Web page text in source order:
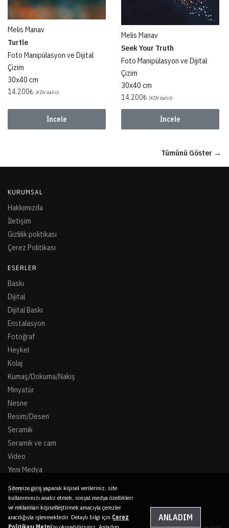
Melis Manav
Turtle
Foto Manipülasyon ve Dijital
Çizim
30x40 cm
14.200₺ (KDV dahil)
İncele
Melis Manav
Seek Your Truth
Foto Manipülasyon ve Dijital
Çizim
30x40 cm
14.200₺ (KDV dahil)
İncele
Tümünü Göster →
KURUMSAL
Hakkımızda
İletişim
Gizlilik politikası
Çerez Politikası
ESERLER
Baskı
Dijital
Dijital Baskı
Enstalasyon
Fotoğraf
Heykel
Kolaj
Kumaş/Dokuma/Nakış
Minyatür
Nesne
Resim/Desen
Seramik
Seramik ve cam
Video
Yeni Medya
BIZE ULAŞIN
info@artoloji.com.tr
Sitemize giriş yaparak kişisel verileriniz, site
kullanımınızı analiz etmek, sosyal medya özellikleri
ve reklamları kişiselleştirmek amacıyla çerezler
aracılığıyla işlenmektedir. Detaylı bilgi için Çerez
ANLADIM